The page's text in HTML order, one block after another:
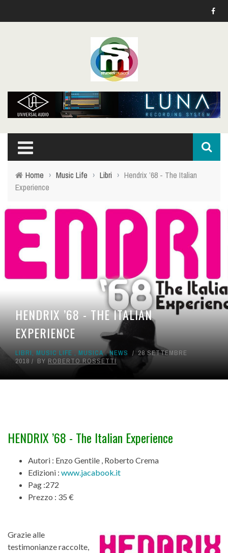
Home › Music Life › Libri › Hendrix ’68 - The Italian
Experience
HENDRIX ’68 - THE ITALIAN
EXPERIENCE
LIBRI, MUSIC LIFE , MUSICA ,NEWS
28 SETTEMBRE
2018
BY ROBERTO ROSSETTI
HENDRIX ’68 - The Italian Experience
Autori : Enzo Gentile , Roberto Crema
Edizioni : www.jacabook.it
Pag :272
Prezzo : 35 €
Grazie alle
testimonianze raccolte,